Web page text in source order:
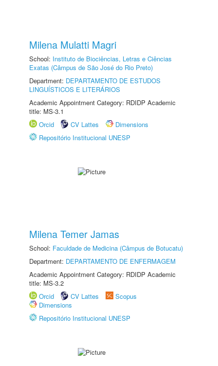
Milena Mulatti Magri
School: Instituto de Biociências, Letras e Ciências
Exatas (Câmpus de São José do Rio Preto)
Department: DEPARTAMENTO DE ESTUDOS
LINGUÍSTICOS E LITERÁRIOS
Academic Appointment Category: RDIDP Academic
title: MS-3.1
Orcid
CV Lattes
Dimensions
Repositório Institucional UNESP
Milena Temer Jamas
School: Faculdade de Medicina (Câmpus de Botucatu)
Department: DEPARTAMENTO DE ENFERMAGEM
Academic Appointment Category: RDIDP Academic
title: MS-3.2
Orcid
CV Lattes
Scopus
Dimensions
Repositório Institucional UNESP